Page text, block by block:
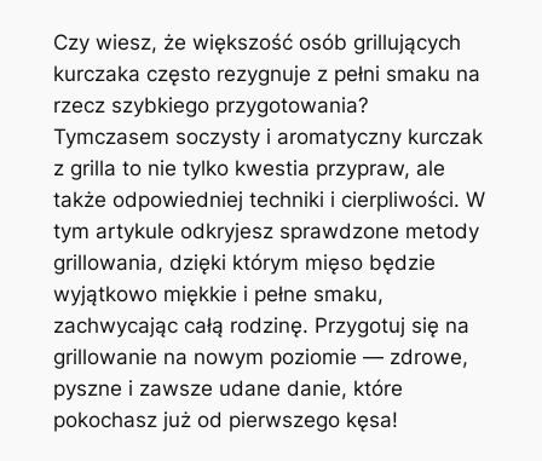
Czy wiesz, że większość osób grillujących
kurczaka często rezygnuje z pełni smaku na
rzecz szybkiego przygotowania?
Tymczasem soczysty i aromatyczny kurczak
z grilla to nie tylko kwestia przypraw, ale
także odpowiedniej techniki i cierpliwości. W
tym artykule odkryjesz sprawdzone metody
grillowania, dzięki którym mięso będzie
wyjątkowo miękkie i pełne smaku,
zachwycając całą rodzinę. Przygotuj się na
grillowanie na nowym poziomie — zdrowe,
pyszne i zawsze udane danie, które
pokochasz już od pierwszego kęsa!